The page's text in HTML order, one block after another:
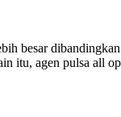
besar
itu, agen pulsa all